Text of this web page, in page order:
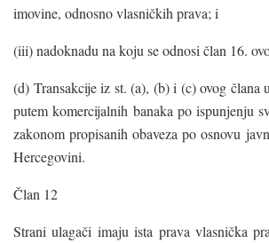
imovine, odnosno vlasničkih prava; i
(iii) nadoknadu na koju se odnosi član 16.
(d) Transakcije iz st. (a), (b) i (c) ovog člana
putem komercijalnih banaka po ispunjenju
zakonom propisanih obaveza po osnovu
Hercegovini.
Član 12
Strani ulagači imaju ista prava vlasnička